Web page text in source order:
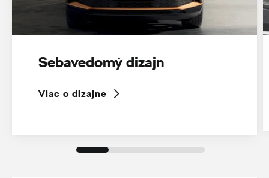
Sebavedomý dizajn
Viac o dizajne